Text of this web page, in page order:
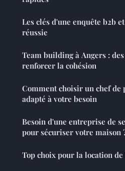
Les clés d'une enquête b2b
réussie
Team building à Angers :
renforcer la cohésion
Comment choisir un chef de
adapté à votre besoin
Besoin d'une entreprise de
pour sécuriser votre maison
Top choix pour la location de